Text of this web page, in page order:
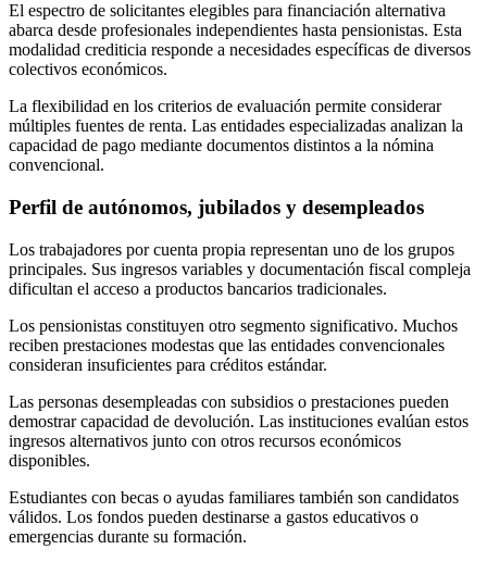
El espectro de solicitantes elegibles para financiación alternativa
abarca desde profesionales independientes hasta pensionistas. Esta
modalidad crediticia responde a necesidades específicas de diversos
colectivos económicos.
La flexibilidad en los criterios de evaluación permite considerar
múltiples fuentes de renta. Las entidades especializadas analizan la
capacidad de pago mediante documentos distintos a la nómina
convencional.
Perfil de autónomos, jubilados y desempleados
Los trabajadores por cuenta propia representan uno de los grupos
principales. Sus ingresos variables y documentación fiscal compleja
dificultan el acceso a productos bancarios tradicionales.
Los pensionistas constituyen otro segmento significativo. Muchos
reciben prestaciones modestas que las entidades convencionales
consideran insuficientes para créditos estándar.
Las personas desempleadas con subsidios o prestaciones pueden
demostrar capacidad de devolución. Las instituciones evalúan estos
ingresos alternativos junto con otros recursos económicos
disponibles.
Estudiantes con becas o ayudas familiares también son candidatos
válidos. Los fondos pueden destinarse a gastos educativos o
emergencias durante su formación.